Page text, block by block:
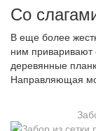
Со
В еще более
ним приваривают
деревянные
Направляющая